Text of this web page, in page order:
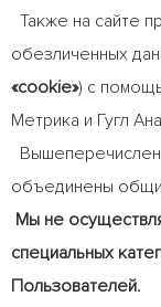
Также на сайте
обезличенных
«cookie») с
Метрика и Гугл
объединены
Мы не
специальных
Пользователей.